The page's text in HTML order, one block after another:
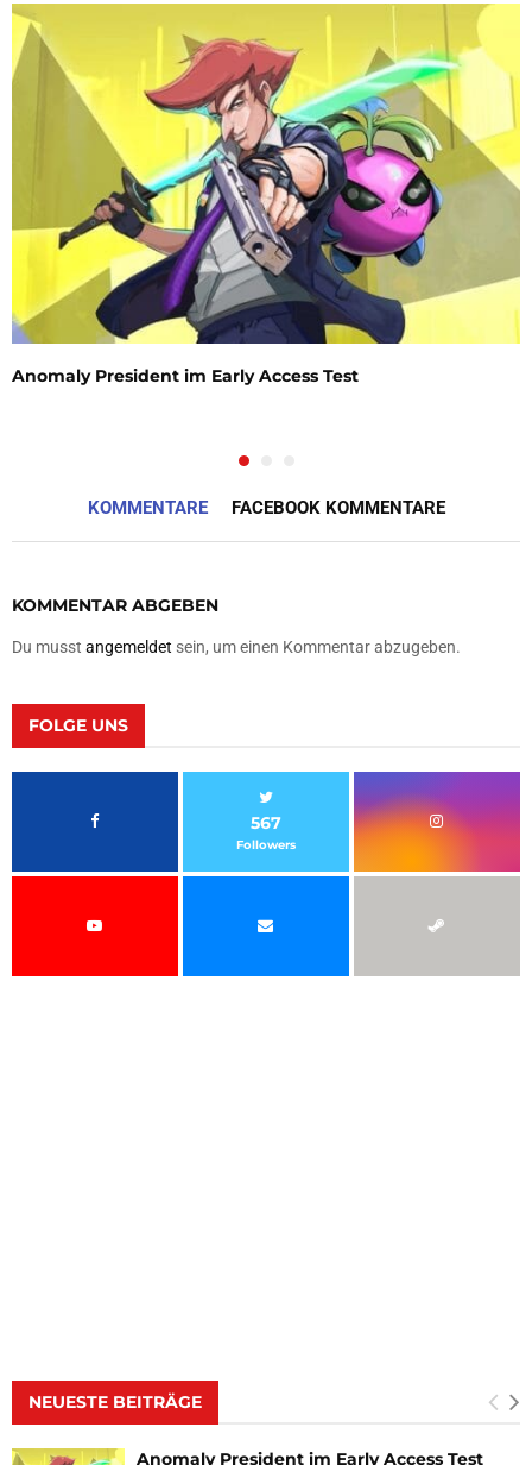
Anomaly President im Early Access Test
KOMMENTARE FACEBOOK KOMMENTARE
KOMMENTAR ABGEBEN
Du musst angemeldet sein, um einen Kommentar abzugeben.
FOLGE UNS
567
Followers
NEUESTE BEITRÄGE
Anomaly President im Early Access Test